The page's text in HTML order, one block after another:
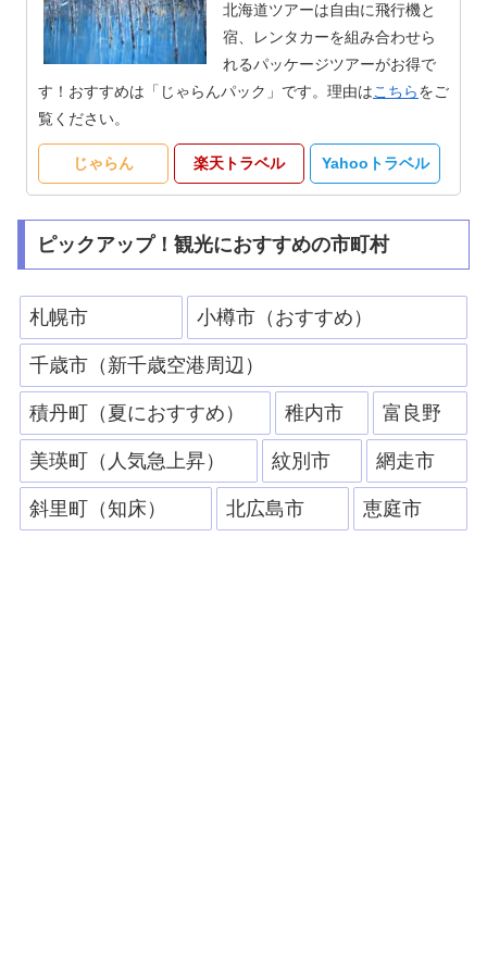
北海道ツアーは自由に飛行機と
宿、レンタカーを組み合わせら
れるパッケージツアーがお得で
す！おすすめは「じゃらんパック」です。理由はこちらをご
覧ください。
じゃらん 楽天トラベル Yahooトラベル
ピックアップ！観光におすすめの市町村
札幌市 小樽市（おすすめ）
千歳市（新千歳空港周辺）
積丹町（夏におすすめ） 稚内市 富良野
美瑛町（人気急上昇） 紋別市 網走市
斜里町（知床） 北広島市 恵庭市